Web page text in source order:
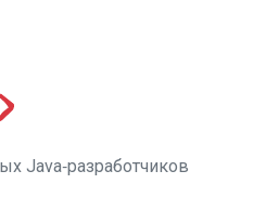
Java‑разработчиков